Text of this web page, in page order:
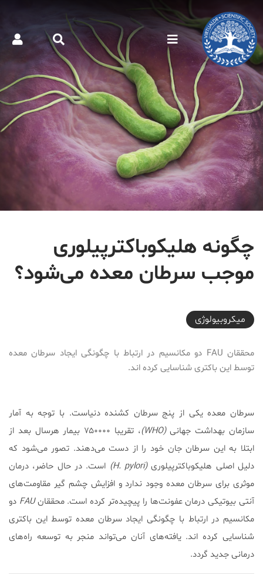
چگونه هلیکوباکترپیلوری
موجب سرطان معده می‌شود؟
2017-11-16T15:47:26+03:30
ميكروبيولوژی
محققان FAU دو مکانسیم در ارتباط با چگونگی ایجاد سرطان معده
توسط این باکتری شناسایی کرده اند.
سرطان معده یکی از پنج سرطان کشنده دنیاست. با توجه به آمار
سازمان بهداشت جهانی(WHO)
، تقریبا ۷۵۰۰۰۰ بیمار هرسال بعد از
ابتلا به این سرطان جان خود را از دست می‌دهند. تصور می‌شود که
دلیل اصلی هلیکوباکترپیلوری(H. pylori)
است. در حال حاضر، درمان
موثری برای سرطان معده وجود ندارد و افزایش چشم گیر مقاومت‌های
آنتی بیوتیکی درمان عفونت‌ها را پیچیده‌تر کرده است. محققانFAU دو
مکانسیم در ارتباط با چگونگی ایجاد سرطان معده توسط این باکتری
شناسایی کرده اند. یافته‌های آنان می‌تواند منجر به توسعه راه‌های
درمانی جدید گردد.